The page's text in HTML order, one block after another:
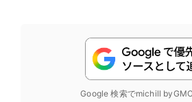
Google 検索でmichill